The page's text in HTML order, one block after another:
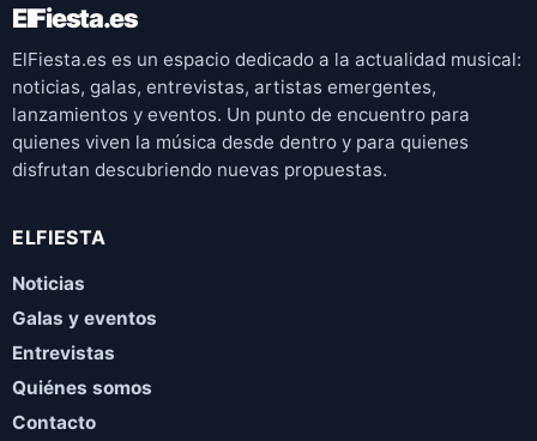
ElFiesta.es
ElFiesta.es es un espacio dedicado a la actualidad musical:
noticias, galas, entrevistas, artistas emergentes,
lanzamientos y eventos. Un punto de encuentro para
quienes viven la música desde dentro y para quienes
disfrutan descubriendo nuevas propuestas.
ELFIESTA
Noticias
Galas y eventos
Entrevistas
Quiénes somos
Contacto